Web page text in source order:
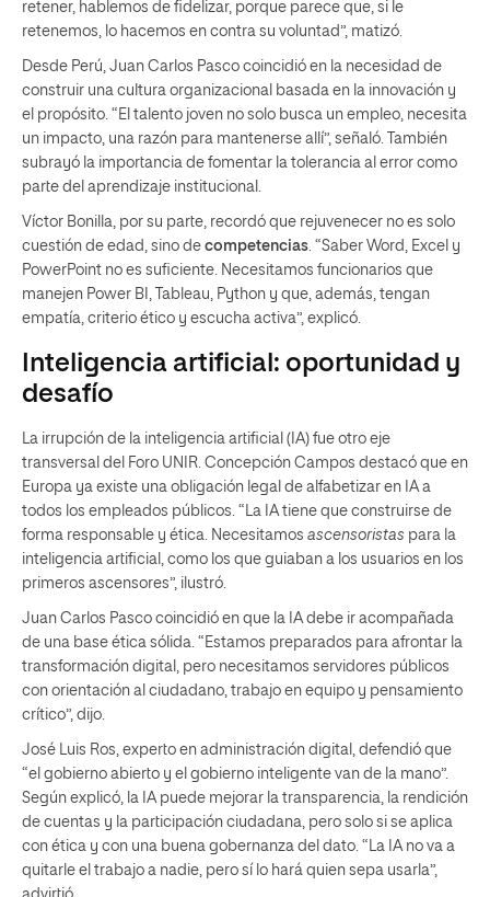
retener, hablemos de fidelizar, porque parece que, si le
retenemos, lo hacemos en contra su voluntad”, matizó.
Desde Perú, Juan Carlos Pasco coincidió en la necesidad de
construir una cultura organizacional basada en la innovación y
el propósito. “El talento joven no solo busca un empleo, necesita
un impacto, una razón para mantenerse allí”, señaló. También
subrayó la importancia de fomentar la tolerancia al error como
parte del aprendizaje institucional.
Víctor Bonilla, por su parte, recordó que rejuvenecer no es solo
cuestión de edad, sino de competencias . “Saber Word, Excel y
PowerPoint no es suficiente. Necesitamos funcionarios que
manejen Power BI, Tableau, Python y que, además, tengan
empatía, criterio ético y escucha activa”, explicó.
Inteligencia artificial: oportunidad y
desafío
La irrupción de la inteligencia artificial (IA) fue otro eje
transversal del Foro UNIR. Concepción Campos destacó que en
Europa ya existe una obligación legal de alfabetizar en IA a
todos los empleados públicos. “La IA tiene que construirse de
forma responsable y ética. Necesitamos ascensoristas para la
inteligencia artificial, como los que guiaban a los usuarios en los
primeros ascensores”, ilustró.
Juan Carlos Pasco coincidió en que la IA debe ir acompañada
de una base ética sólida. “Estamos preparados para afrontar la
transformación digital, pero necesitamos servidores públicos
con orientación al ciudadano, trabajo en equipo y pensamiento
crítico”, dijo.
José Luis Ros, experto en administración digital, defendió que
“el gobierno abierto y el gobierno inteligente van de la mano”.
Según explicó, la IA puede mejorar la transparencia, la rendición
de cuentas y la participación ciudadana, pero solo si se aplica
con ética y con una buena gobernanza del dato. “La IA no va a
quitarle el trabajo a nadie, pero sí lo hará quien sepa usarla”,